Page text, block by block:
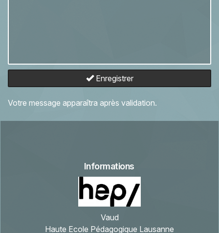
Enregistrer
Votre message apparaîtra après validation.
Informations
Vaud
Haute Ecole Pédagogique Lausanne